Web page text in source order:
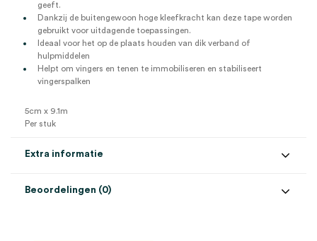
geeft.
Dankzij de buitengewoon hoge kleefkracht kan deze tape worden
gebruikt voor uitdagende toepassingen.
Ideaal voor het op de plaats houden van dik verband of
hulpmiddelen
Helpt om vingers en tenen te immobiliseren en stabiliseert
vingerspalken
5cm x 9.1m
Per stuk
Extra informatie
Beoordelingen (0)